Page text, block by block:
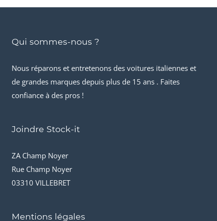
Qui sommes-nous ?
Nous réparons et entretenons des voitures italiennes et
de grandes marques depuis plus de 15 ans . Faites
confiance à des pros !
Joindre Stock-it
ZA Champ Noyer
Rue Champ Noyer
03310 VILLEBRET
Mentions légales